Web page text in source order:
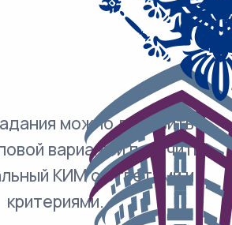
можно добавить в
вариант и получить
КИМ с ответами и
критериями.